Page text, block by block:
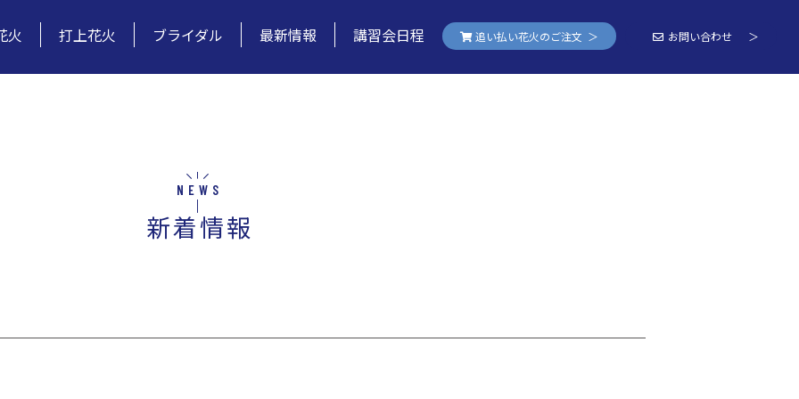
火 打上花火 ブライダル 最新情報 講習会日程 追い払い花火のご注文 ＞ お問い合わせ ＞
NEWS
新着情報